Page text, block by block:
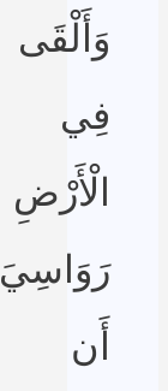
وَأَلْقَى
فِي
الْأَرْضِ
رَوَاسِيَ
أَن